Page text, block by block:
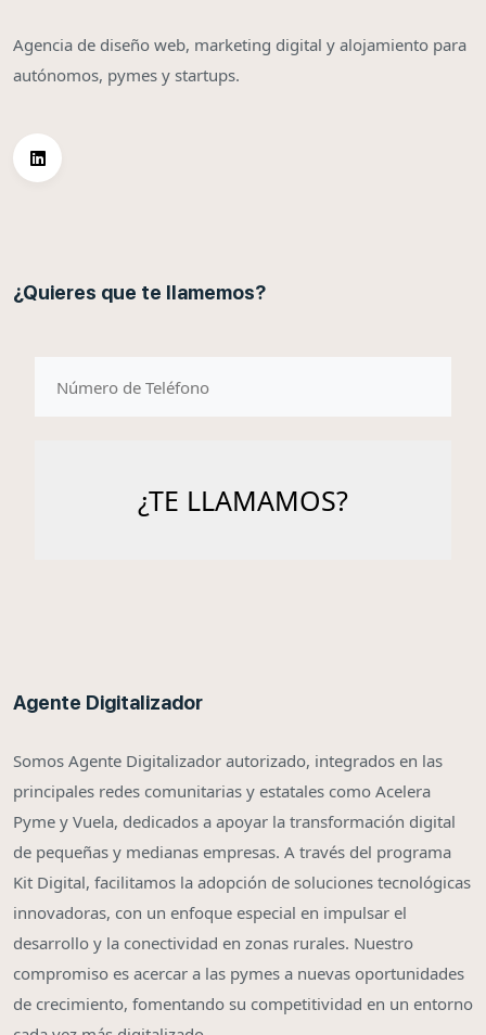
Agencia de diseño web, marketing digital y alojamiento para
autónomos, pymes y startups.
¿Quieres que te llamemos?
Agente Digitalizador
Somos Agente Digitalizador autorizado, integrados en las
principales redes comunitarias y estatales como Acelera
Pyme y Vuela, dedicados a apoyar la transformación digital
de pequeñas y medianas empresas. A través del programa
Kit Digital, facilitamos la adopción de soluciones tecnológicas
innovadoras, con un enfoque especial en impulsar el
desarrollo y la conectividad en zonas rurales. Nuestro
compromiso es acercar a las pymes a nuevas oportunidades
de crecimiento, fomentando su competitividad en un entorno